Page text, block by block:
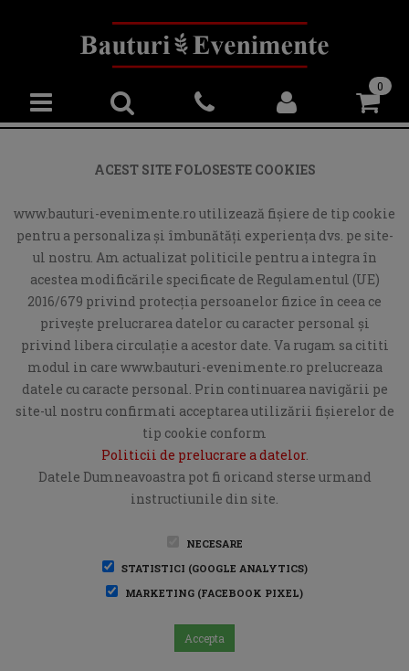
0
ACEST SITE FOLOSESTE COOKIES
www.bauturi-evenimente.ro utilizează fişiere de tip cookie
pentru a personaliza și îmbunătăți experiența dvs. pe site-
ul nostru. Am actualizat politicile pentru a integra în
acestea modificările specificate de Regulamentul (UE)
2016/679 privind protecția persoanelor fizice în ceea ce
privește prelucrarea datelor cu caracter personal și
privind libera circulație a acestor date. Va rugam sa cititi
modul in care www.bauturi-evenimente.ro prelucreaza
datele cu caracte personal. Prin continuarea navigării pe
site-ul nostru confirmati acceptarea utilizării fişierelor de
tip cookie conform
Politicii de prelucrare a datelor.
Datele Dumneavoastra pot fi oricand sterse urmand
instructiunile din site.
NECESARE
STATISTICI (GOOGLE ANALYTICS)
MARKETING (FACEBOOK PIXEL)
Accepta